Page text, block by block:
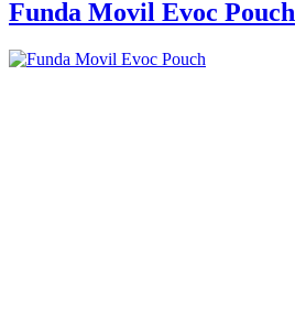
Funda Movil Evoc Pouch